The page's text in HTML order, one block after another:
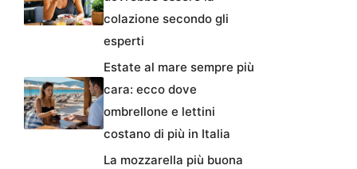
colazione secondo gli
esperti
Estate al mare sempre più
cara: ecco dove
ombrellone e lettini
costano di più in Italia
La mozzarella più buona